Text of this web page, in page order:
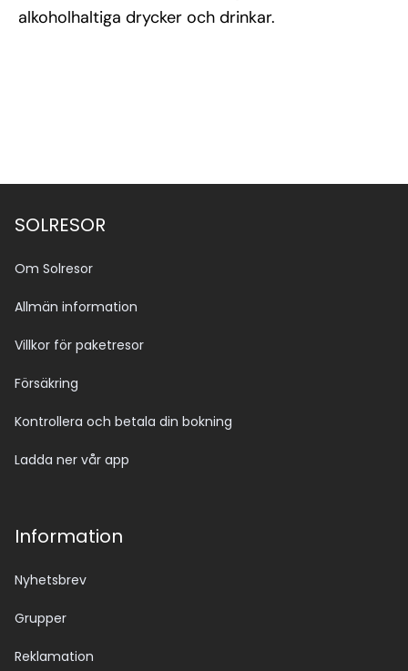
alkoholhaltiga drycker och drinkar.
SOLRESOR
Om Solresor
Allmän information
Villkor för paketresor
Försäkring
Kontrollera och betala din bokning
Ladda ner vår app
Information
Nyhetsbrev
Grupper
Reklamation